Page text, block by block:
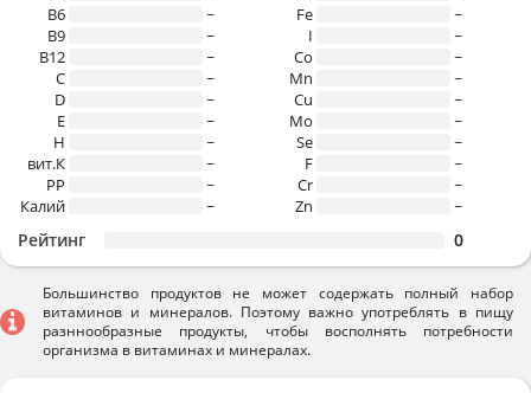
B6
~
B9
~
B12
~
C
~
D
~
E
~
H
~
вит.К
~
PP
~
Калий
~
Fe
~
I
~
Co
~
Mn
~
Cu
~
Mo
~
Se
~
F
~
Cr
~
Zn
~
Рейтинг 0
Большинство продуктов не может содержать полный набор
витаминов и минералов. Поэтому важно употреблять в пищу
разннообразные продукты, чтобы восполнять потребности
организма в витаминах и минералах.